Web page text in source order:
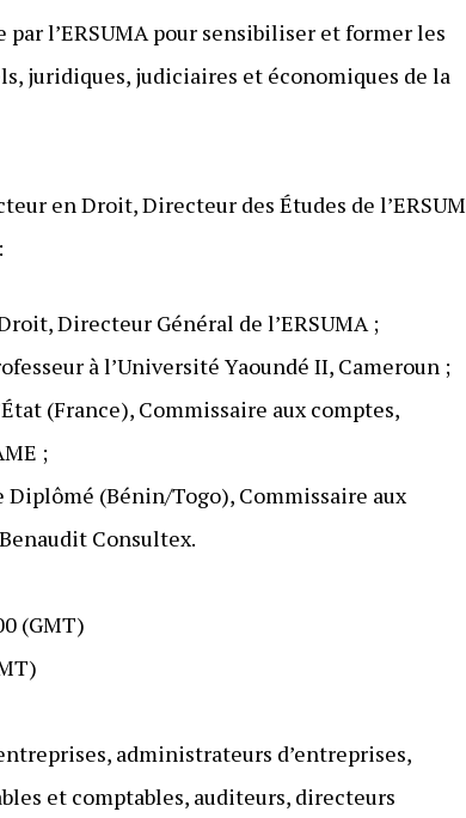
l’ERSUMA pour sensibiliser et former les
juridiques, judiciaires et économiques de la
en Droit, Directeur des Études de
Directeur Général de l’ERSUMA ;
à l’Université Yaoundé II, Cameroun ;
(France), Commissaire aux comptes,
;
Diplômé (Bénin/Togo), Commissaire aux
Consultex.
(GMT)
administrateurs d’entreprises,
et comptables, auditeurs, directeurs